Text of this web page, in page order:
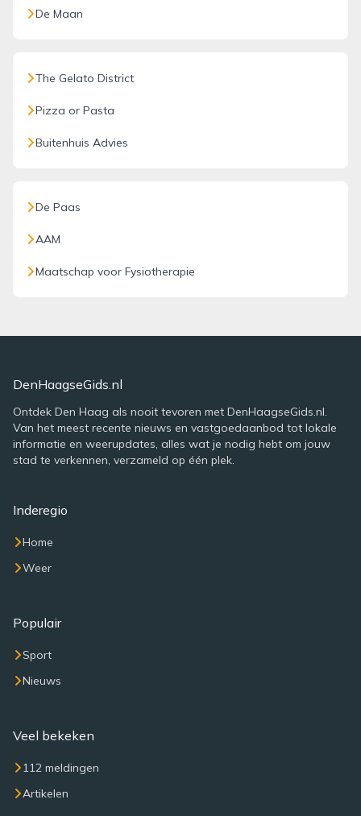
De Maan
The Gelato District
Pizza or Pasta
Buitenhuis Advies
De Paas
AAM
Maatschap voor Fysiotherapie
DenHaagseGids.nl
Ontdek Den Haag als nooit tevoren met DenHaagseGids.nl.
Van het meest recente nieuws en vastgoedaanbod tot lokale
informatie en weerupdates, alles wat je nodig hebt om jouw
stad te verkennen, verzameld op één plek.
Inderegio
Home
Weer
Populair
Sport
Nieuws
Veel bekeken
112 meldingen
Artikelen